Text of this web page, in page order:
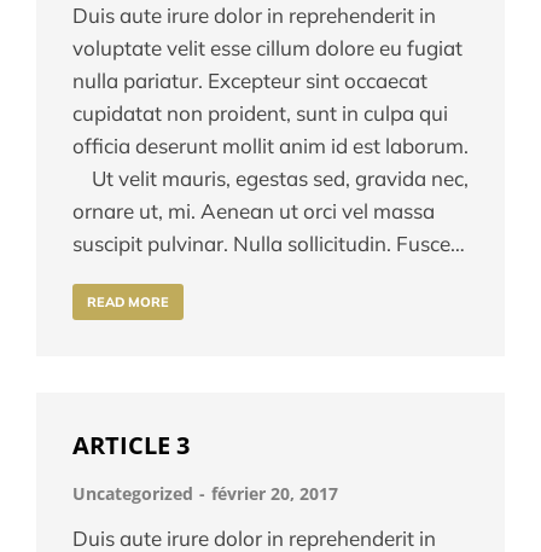
Duis aute irure dolor in reprehenderit in
voluptate velit esse cillum dolore eu fugiat
nulla pariatur. Excepteur sint occaecat
cupidatat non proident, sunt in culpa qui
officia deserunt mollit anim id est laborum.
Ut velit mauris, egestas sed, gravida nec,
ornare ut, mi. Aenean ut orci vel massa
suscipit pulvinar. Nulla sollicitudin. Fusce…
READ MORE
ARTICLE 3
Uncategorized février 20, 2017
Duis aute irure dolor in reprehenderit in